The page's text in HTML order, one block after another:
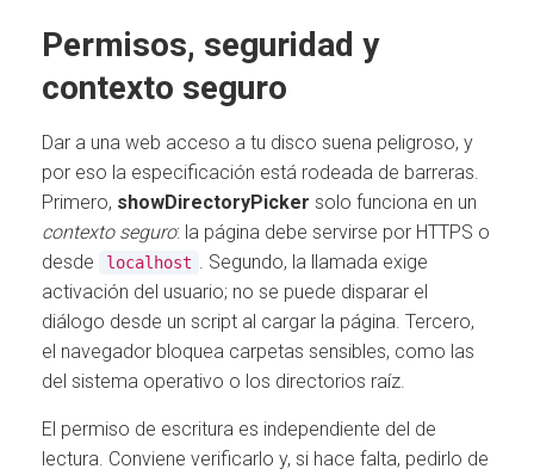
Permisos, seguridad y
contexto seguro
Dar a una web acceso a tu disco suena peligroso, y
por eso la especificación está rodeada de barreras.
Primero, showDirectoryPicker solo funciona en un
contexto seguro: la página debe servirse por HTTPS o
desde
localhost
. Segundo, la llamada exige
activación del usuario; no se puede disparar el
diálogo desde un script al cargar la página. Tercero,
el navegador bloquea carpetas sensibles, como las
del sistema operativo o los directorios raíz.
El permiso de escritura es independiente del de
lectura. Conviene verificarlo y, si hace falta, pedirlo de